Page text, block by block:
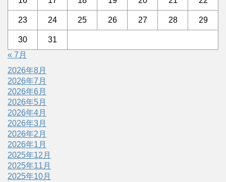
23 24 25 26 27 28 29
30
31
« 7月
2026年8月
2026年7月
2026年6月
2026年5月
2026年4月
2026年3月
2026年2月
2026年1月
2025年12月
2025年11月
2025年10月